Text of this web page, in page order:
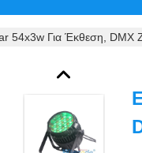
54x3w Για Έκθεση,